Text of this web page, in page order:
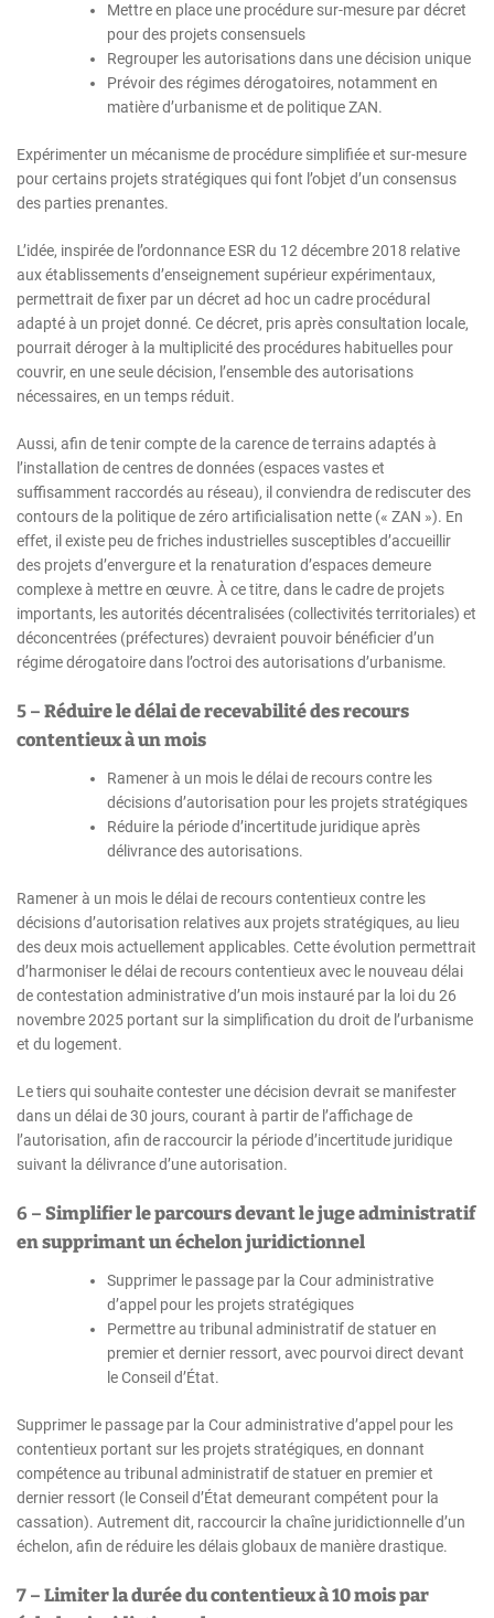
Mettre en place une procédure sur-mesure par décret
pour des projets consensuels
Regrouper les autorisations dans une décision unique
Prévoir des régimes dérogatoires, notamment en
matière d’urbanisme et de politique ZAN.
Expérimenter un mécanisme de procédure simplifiée et sur-mesure
pour certains projets stratégiques qui font l’objet d’un consensus
des parties prenantes.
L’idée, inspirée de l’ordonnance ESR du 12 décembre 2018 relative
aux établissements d’enseignement supérieur expérimentaux,
permettrait de fixer par un décret ad hoc un cadre procédural
adapté à un projet donné. Ce décret, pris après consultation locale,
pourrait déroger à la multiplicité des procédures habituelles pour
couvrir, en une seule décision, l’ensemble des autorisations
nécessaires, en un temps réduit.
Aussi, afin de tenir compte de la carence de terrains adaptés à
l’installation de centres de données (espaces vastes et
suffisamment raccordés au réseau), il conviendra de rediscuter des
contours de la politique de zéro artificialisation nette (« ZAN »). En
effet, il existe peu de friches industrielles susceptibles d’accueillir
des projets d’envergure et la renaturation d’espaces demeure
complexe à mettre en œuvre. À ce titre, dans le cadre de projets
importants, les autorités décentralisées (collectivités territoriales) et
déconcentrées (préfectures) devraient pouvoir bénéficier d’un
régime dérogatoire dans l’octroi des autorisations d’urbanisme.
5 – Réduire le délai de recevabilité des recours
contentieux à un mois
Ramener à un mois le délai de recours contre les
décisions d’autorisation pour les projets stratégiques
Réduire la période d’incertitude juridique après
délivrance des autorisations.
Ramener à un mois le délai de recours contentieux contre les
décisions d’autorisation relatives aux projets stratégiques, au lieu
des deux mois actuellement applicables. Cette évolution permettrait
d’harmoniser le délai de recours contentieux avec le nouveau délai
de contestation administrative d’un mois instauré par la loi du 26
novembre 2025 portant sur la simplification du droit de l’urbanisme
et du logement.
Le tiers qui souhaite contester une décision devrait se manifester
dans un délai de 30 jours, courant à partir de l’affichage de
l’autorisation, afin de raccourcir la période d’incertitude juridique
suivant la délivrance d’une autorisation.
6 – Simplifier le parcours devant le juge administratif
en supprimant un échelon juridictionnel
Supprimer le passage par la Cour administrative
d’appel pour les projets stratégiques
Permettre au tribunal administratif de statuer en
premier et dernier ressort, avec pourvoi direct devant
le Conseil d’État.
Supprimer le passage par la Cour administrative d’appel pour les
contentieux portant sur les projets stratégiques, en donnant
compétence au tribunal administratif de statuer en premier et
dernier ressort (le Conseil d’État demeurant compétent pour la
cassation). Autrement dit, raccourcir la chaîne juridictionnelle d’un
échelon, afin de réduire les délais globaux de manière drastique.
7 – Limiter la durée du contentieux à 10 mois par